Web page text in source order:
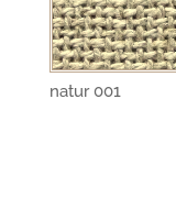
natur 001